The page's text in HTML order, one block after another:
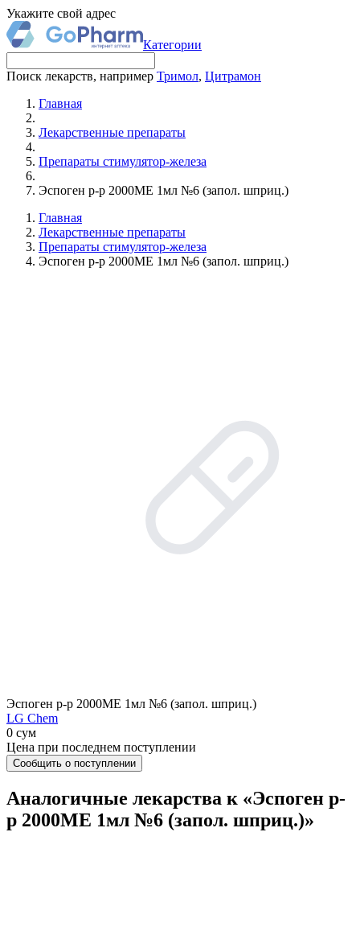
Укажите свой адрес
Категории
Поиск лекарств, например Тримол, Цитрамон
Главная
Лекарственные препараты
Препараты стимулятор-железа
Эспоген р-р 2000МЕ 1мл №6 (запол. шприц.)
Главная
Лекарственные препараты
Препараты стимулятор-железа
Эспоген р-р 2000МЕ 1мл №6 (запол. шприц.)
Эспоген р-р 2000МЕ 1мл №6 (запол. шприц.)
LG Chem
0 сум
Цена при последнем поступлении
Сообщить о поступлении
Аналогичные лекарства к «Эспоген р-
р 2000МЕ 1мл №6 (запол. шприц.)»